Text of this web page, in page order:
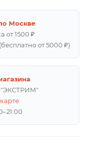
Москве
от 1500 ₽
от 5000 ₽)
"ЭКСТРИМ"